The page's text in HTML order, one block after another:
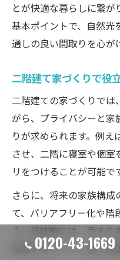
とが快適な暮らしに繋が
基本ポイントで、自然光
通しの良い間取りを心が
二階建て家づくりで役
二階建ての家づくりで
がら、プライバシーと
りが求められます。例え
させ、二階に寝室や個
リをつけることが可能で
さらに、将来の家族構
て、バリアフリー化や階
う。具体的には、手す
採用することで、長く
0120-43-1669